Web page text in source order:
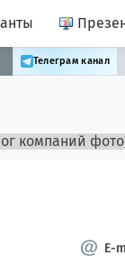
Телеграм канал
E-